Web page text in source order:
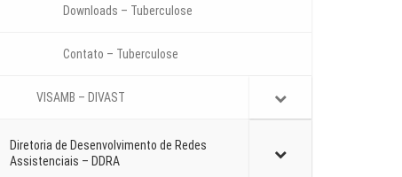
Downloads – Tuberculose
Contato – Tuberculose
VISAMB – DIVAST
Diretoria de Desenvolvimento de Redes
Assistenciais – DDRA